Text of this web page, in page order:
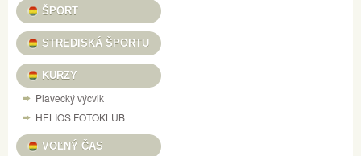
ŠPORT
STREDISKÁ ŠPORTU
KURZY
Plavecký výcvik
HELIOS FOTOKLUB
VOĽNÝ ČAS